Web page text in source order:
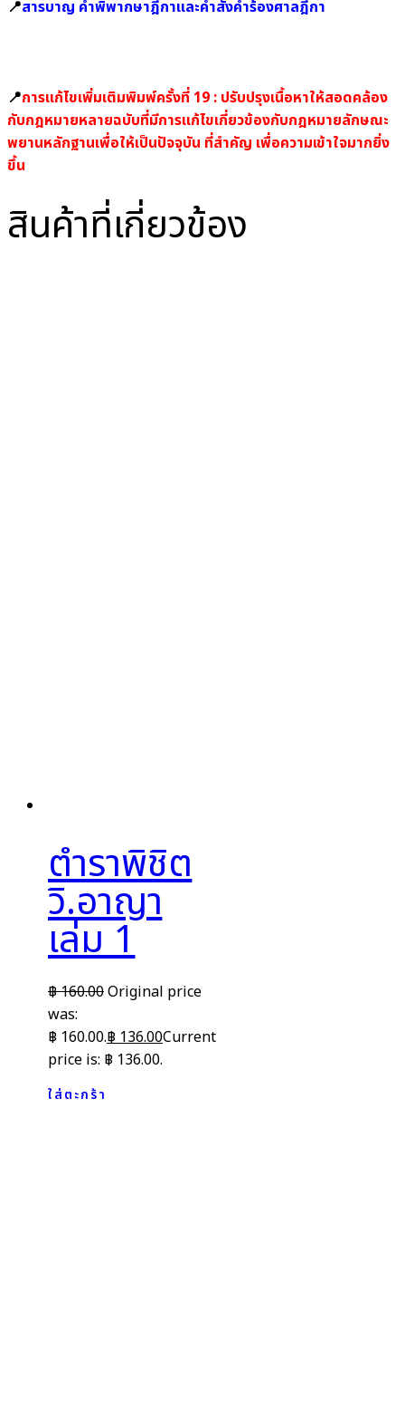
📍สารบาญ คำพิพากษาฎีกาและคำสั่งคำร้องศาลฎีกา
📍การแก้ไขเพิ่มเติมพิมพ์ครั้งที่ 19 : ปรับปรุงเนื้อหาให้สอดคล้อง
กับกฎหมายหลายฉบับที่มีการแก้ไขเกี่ยวข้องกับกฎหมายลักษณะ
พยานหลักฐานเพื่อให้เป็นปัจจุบัน ที่สำคัญ เพื่อความเข้าใจมากยิ่ง
ขึ้น
สินค้าที่เกี่ยวข้อง
ตำราพิชิต
วิ.อาญา
เล่ม 1
฿160.00Original price
was:
฿ 160.00.฿136.00Current
price is: ฿ 136.00.
ใส่ตะกร้า